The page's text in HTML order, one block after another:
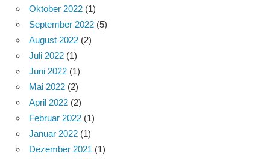
Oktober 2022 (1)
September 2022 (5)
August 2022 (2)
Juli 2022 (1)
Juni 2022 (1)
Mai 2022 (2)
April 2022 (2)
Februar 2022 (1)
Januar 2022 (1)
Dezember 2021 (1)